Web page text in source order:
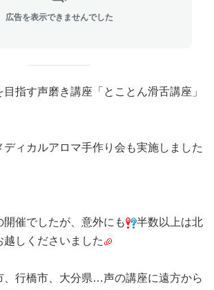
広告を表示できませんでした
指す声磨き講座「とことん滑舌講座」
ィカルアロマ手作り会も実施しました
催でしたが、意外にも
半数以上は北
越しくださいました
、行橋市、大分県…声の講座に遠方から